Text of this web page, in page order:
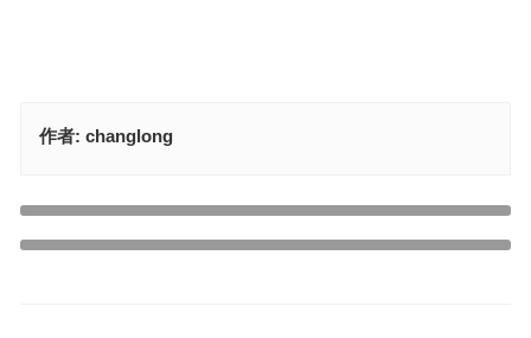
作者: changlong